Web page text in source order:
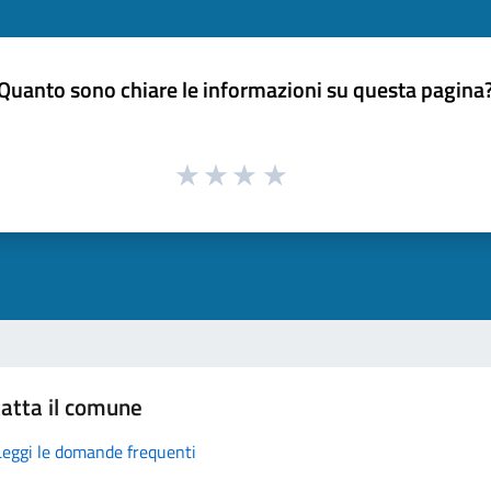
sono chiare le informazioni su questa
il comune
le domande frequenti